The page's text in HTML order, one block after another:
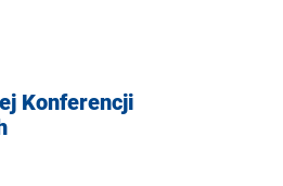
Konferencji